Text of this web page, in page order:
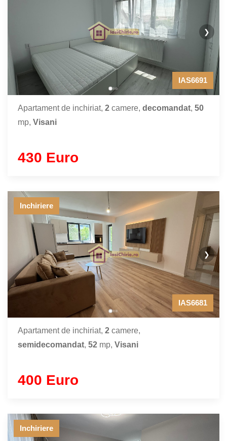
❯
IAS6691
Apartament de inchiriat, 2 camere, decomandat, 50
mp, Visani
430 Euro
❯
Inchiriere
IAS6681
Apartament de inchiriat, 2 camere,
semidecomandat, 52 mp, Visani
400 Euro
Inchiriere